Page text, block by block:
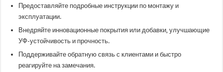
Предоставляйте подробные инструкции по монтажу и
эксплуатации.
Внедряйте инновационные покрытия или добавки, улучшающие
УФ-устойчивость и прочность.
Поддерживайте обратную связь с клиентами и быстро
реагируйте на замечания.